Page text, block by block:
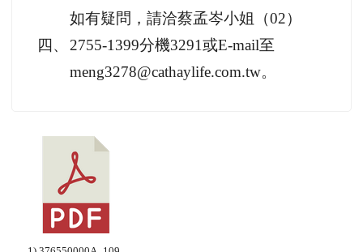
四、
如有疑問，請洽蔡孟岑小姐（02）
2755-1399分機3291或E-mail至
meng3278@cathaylife.com.tw。